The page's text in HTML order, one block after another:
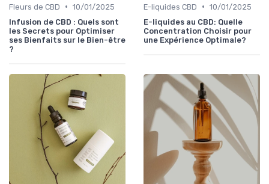
Fleurs de CBD • 10/01/2025
Infusion de CBD : Quels sont
les Secrets pour Optimiser
ses Bienfaits sur le Bien-être
?
E-liquides CBD • 10/01/2025
E-liquides au CBD: Quelle
Concentration Choisir pour
une Expérience Optimale?